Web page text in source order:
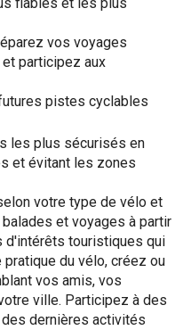
vos voyages
participez aux
pistes cyclables
les plus sécurisés en
et évitant les zones
votre type de vélo et
et voyages à partir
touristiques qui
du vélo, créez ou
vos amis, vos
ville. Participez à des
dernières activités